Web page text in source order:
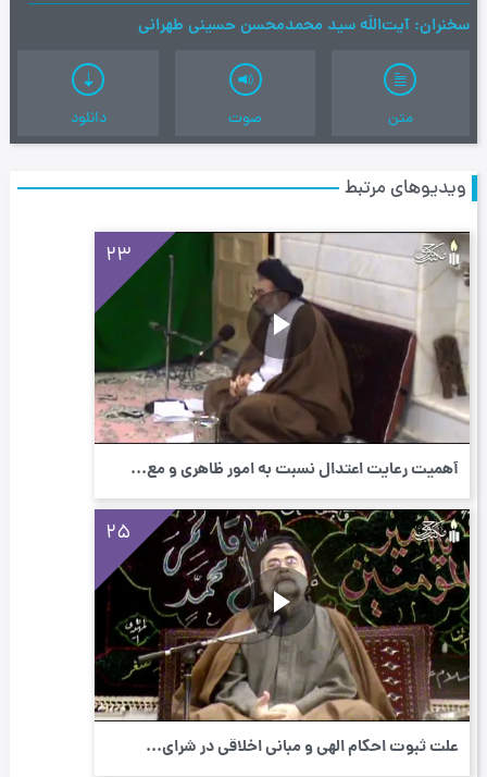
سخنران آیت‌اللَه سید محمدمحسن حسینی طهرانی
متن صوت دانلود
ویدیوهای مرتبط
23
أهمیت رعایت اعتدال نسبت به امور ظاهری و مع...
25
علت ثبوت احكام الهی و مبانی اخلاقی در شرای...